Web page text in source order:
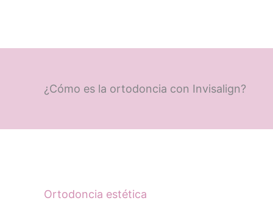
¿Cómo es la ortodoncia con Invisalign?
Ortodoncia estética